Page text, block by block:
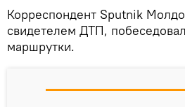
Корреспондент Sputnik
свидетелем ДТП,
маршрутки.